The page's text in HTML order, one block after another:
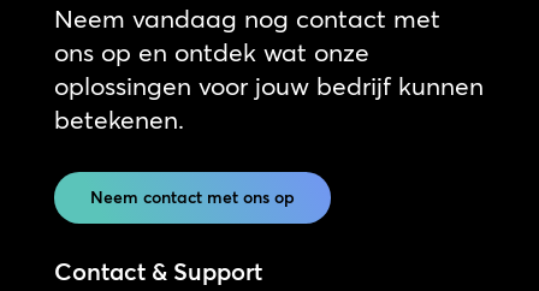
Neem vandaag nog contact met
ons op en ontdek wat onze
oplossingen voor jouw bedrijf kunnen
betekenen.
Neem contact met ons op
Contact & Support